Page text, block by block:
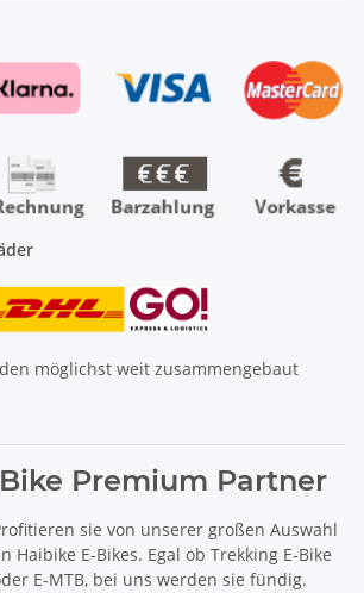
möglichst weit zusammengebaut
Premium Partner
sie von unserer großen Auswahl
Haibike E-Bikes. Egal ob Trekking E-Bike
E-MTB, bei uns werden sie fündig.